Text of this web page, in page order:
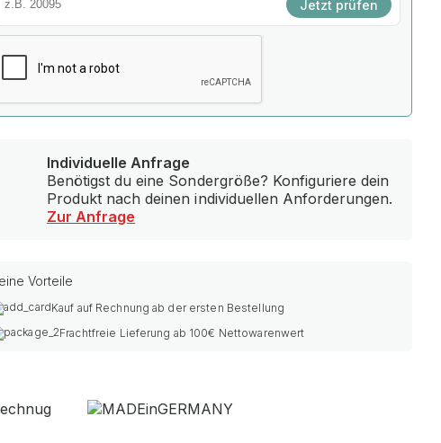
Jetzt prüfen
Individuelle Anfrage
Benötigst du eine Sondergröße? Konfiguriere dein
Produkt nach deinen individuellen Anforderungen.
Zur Anfrage
Vorteile
Kauf auf Rechnung ab der ersten Bestellung
Frachtfreie Lieferung ab 100€ Nettowarenwert